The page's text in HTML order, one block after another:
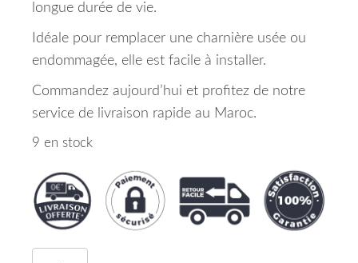
longue durée de vie.
Idéale pour remplacer une charnière usée ou
endommagée, elle est facile à installer.
Commandez aujourd’hui et profitez de notre
service de livraison rapide au Maroc.
9 en stock